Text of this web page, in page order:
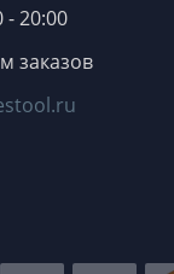
- 20:00
заказов